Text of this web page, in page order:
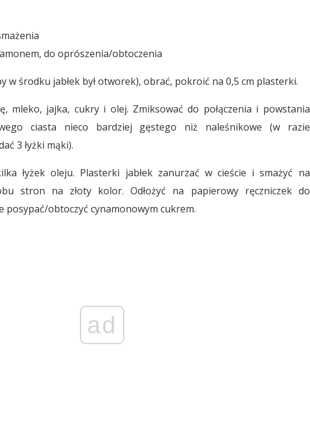
do oprószenia/obtoczenia
w środku jabłek był otworek), obrać, pokroić na 0,5 cm plasterki.
mleko, jajka, cukry i olej. Zmiksować do połączenia i powstania
ciasta nieco bardziej gęstego niż naleśnikowe (w razie
3 łyżki mąki).
łyżek oleju. Plasterki jabłek zanurzać w cieście i smażyć na
stron na złoty kolor. Odłożyć na papierowy ręczniczek do
posypać/obtoczyć cynamonowym cukrem.
ad